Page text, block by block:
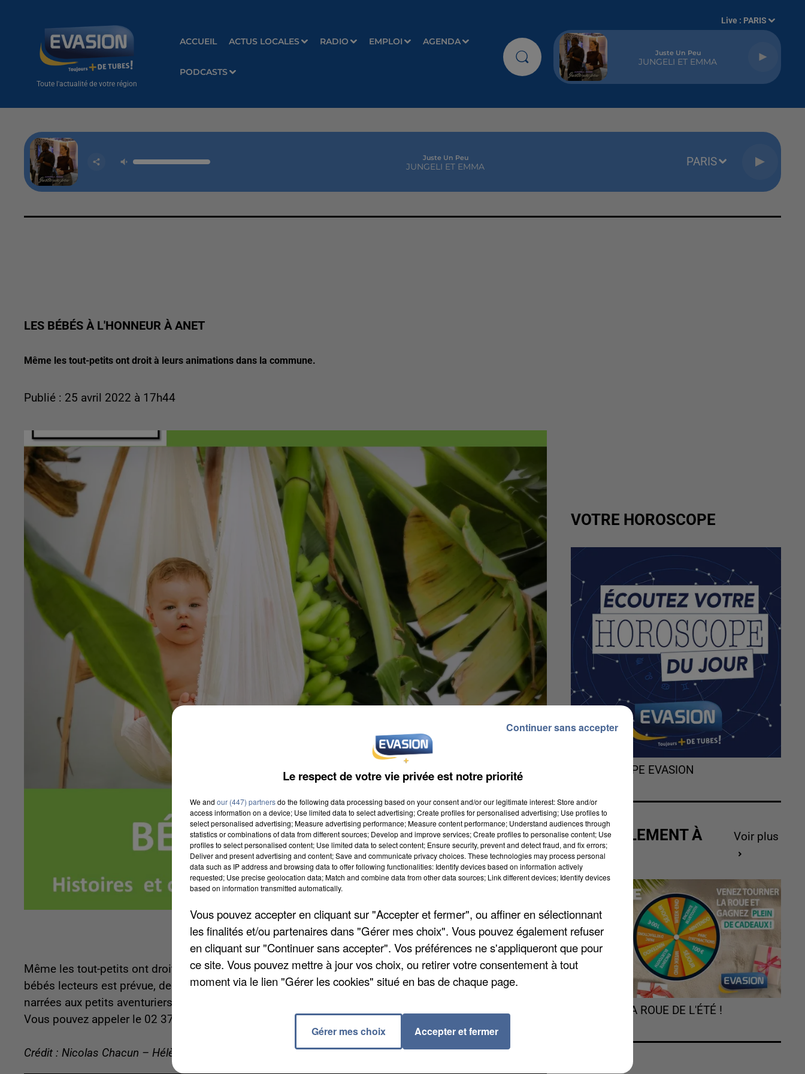
Toute l'actualité de votre région
ACCUEIL ACTUS LOCALES RADIO EMPLOI AGENDA
PODCASTS
Live : PARIS
Juste Un Peu
JUNGELI ET EMMA
Juste Un Peu
JUNGELI ET EMMA PARIS
LES BÉBÉS À L'HONNEUR À ANET
Même les tout-petits ont droit à leurs animations dans la commune.
Publié : 25 avril 2022 à 17h44
Même les tout-petits ont droit à leurs animations dans la commune. Mercredi 11 mai, une séance de
bébés lecteurs est prévue, de 10 heures à 10h30. Des histoires et autres comptines de la jungle seront
narrées aux petits aventuriers. Animation gratuite sur inscription, destinées au enfants de 0 à 3 ans.
Vous pouvez appeler le 02 37 62 25 75 ou bien écrire àatelier-anet@orange.fr
Crédit : Nicolas Chacun – Hélène Virat
VOTRE HOROSCOPE
L'HOROSCOPE EVASION
ACTUELLEMENT À
GAGNER
Voir plus
TOURNEZ LA ROUE DE L'ÉTÉ !
Le respect de votre vie privée est notre priorité
We and our (447) partnersdo the following data processing based on your consent and/or our legitimate interest: Store and/or
access information on a device; Use limited data to select advertising; Create profiles for personalised advertising; Use profiles to
select personalised advertising; Measure advertising performance; Measure content performance; Understand audiences through
statistics or combinations of data from different sources; Develop and improve services; Create profiles to personalise content; Use
profiles to select personalised content; Use limited data to select content; Ensure security, prevent and detect fraud, and fix errors;
Deliver and present advertising and content; Save and communicate privacy choices. These technologies may process personal
data such as IP address and browsing data to offer following functionalities: Identify devices based on information actively
requested; Use precise geolocation data; Match and combine data from other data sources; Link different devices; Identify devices
based on information transmitted automatically.
Vous pouvez accepter en cliquant sur "Accepter et fermer", ou affiner en sélectionnant
les finalités et/ou partenaires dans "Gérer mes choix". Vous pouvez également refuser
en cliquant sur "Continuer sans accepter". Vos préférences ne s'appliqueront que pour
ce site. Vous pouvez mettre à jour vos choix, ou retirer votre consentement à tout
moment via le lien "Gérer les cookies" situé en bas de chaque page.
Gérer mes choix Accepter et fermer
Continuer sans accepter